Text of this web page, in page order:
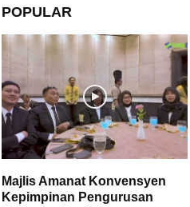
POPULAR
Majlis Amanat Konvensyen
Kepimpinan Pengurusan